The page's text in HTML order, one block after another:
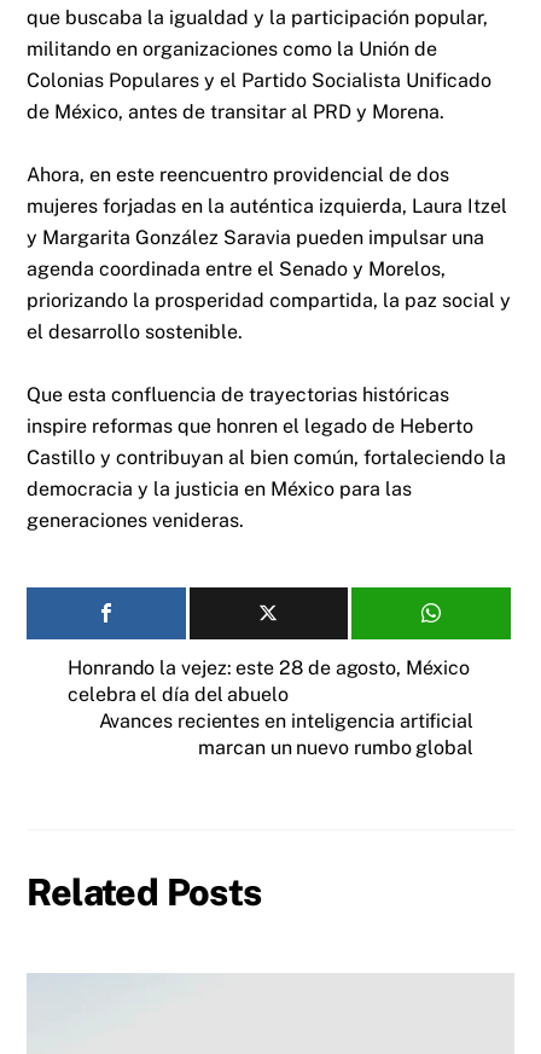
que buscaba la igualdad y la participación popular,
militando en organizaciones como la Unión de
Colonias Populares y el Partido Socialista Unificado
de México, antes de transitar al PRD y Morena.
Ahora, en este reencuentro providencial de dos
mujeres forjadas en la auténtica izquierda, Laura Itzel
y Margarita González Saravia pueden impulsar una
agenda coordinada entre el Senado y Morelos,
priorizando la prosperidad compartida, la paz social y
el desarrollo sostenible.
Que esta confluencia de trayectorias históricas
inspire reformas que honren el legado de Heberto
Castillo y contribuyan al bien común, fortaleciendo la
democracia y la justicia en México para las
generaciones venideras.
Honrando la vejez: este 28 de agosto, México
celebra el día del abuelo
Avances recientes en inteligencia artificial
marcan un nuevo rumbo global
Related Posts